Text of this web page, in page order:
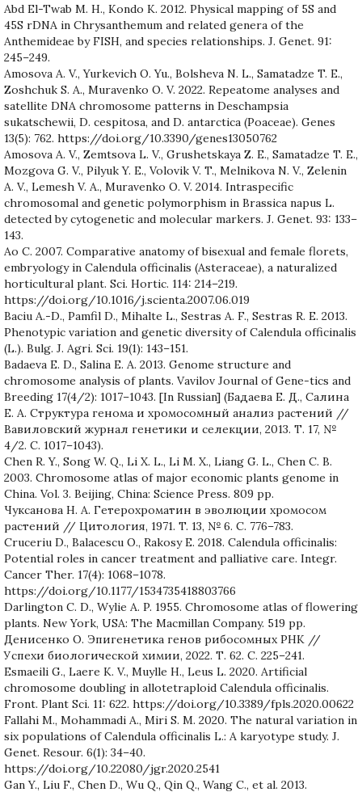
Abd El-Twab M. H., Kondo K. 2012. Physical mapping of 5S and
45S rDNA in Chrysanthemum and related genera of the
Anthemideae by FISH, and species relationships. J. Genet. 91:
245–249.
Amosova A. V., Yurkevich O. Yu., Bolsheva N. L., Samatadze T. E.,
Zoshchuk S. A., Muravenko O. V. 2022. Repeatome analyses and
satellite DNA chromosome patterns in Deschampsia
sukatschewii, D. cespitosa, and D. antarctica (Poaceae). Genes
13(5): 762. https://doi.org/10.3390/genes13050762
Amosova A. V., Zemtsova L. V., Grushetskaya Z. E., Samatadze T. E.,
Mozgova G. V., Pilyuk Y. E., Volovik V. T., Melnikova N. V., Zelenin
A. V., Lemesh V. A., Muravenko O. V. 2014. Intraspecific
chromosomal and genetic polymorphism in Brassica napus L.
detected by cytogenetic and molecular markers. J. Genet. 93: 133–
143.
Ao C. 2007. Comparative anatomy of bisexual and female florets,
embryology in Calendula officinalis (Asteraceae), a naturalized
horticultural plant. Sci. Hortic. 114: 214–219.
https://doi.org/10.1016/j.scienta.2007.06.019
Baciu A.-D., Pamfil D., Mihalte L., Sestras A. F., Sestras R. E. 2013.
Phenotypic variation and genetic diversity of Calendula officinalis
(L.). Bulg. J. Agri. Sci. 19(1): 143–151.
Badaeva E. D., Salina E. A. 2013. Genome structure and
chromosome analysis of plants. Vavilov Journal of Gene-tics and
Breeding 17(4/2): 1017–1043. [In Russian] (Бадаева Е. Д., Салина
Е. А. Структура генома и хромосомный анализ растений //
Вавиловский журнал генетики и селекции, 2013. Т. 17, №
4/2. C. 1017–1043).
Chen R. Y., Song W. Q., Li X. L., Li M. X., Liang G. L., Chen C. B.
2003. Chromosome atlas of major economic plants genome in
China. Vol. 3. Beijing, China: Science Press. 809 pp.
Чуксанова Н. А. Гетерохроматин в эволюции хромосом
растений // Цитология, 1971. T. 13, № 6. C. 776–783.
Cruceriu D., Balacescu O., Rakosy E. 2018. Calendula officinalis:
Potential roles in cancer treatment and palliative care. Integr.
Cancer Ther. 17(4): 1068–1078.
https://doi.org/10.1177/1534735418803766
Darlington C. D., Wylie A. P. 1955. Chromosome atlas of flowering
plants. New York, USA: The Macmillan Company. 519 pp.
Денисенко О. Эпигенетика генов рибосомных РНК //
Успехи биологической химии, 2022. Т. 62. С. 225–241.
Esmaeili G., Laere K. V., Muylle H., Leus L. 2020. Artificial
chromosome doubling in allotetraploid Calendula officinalis.
Front. Plant Sci. 11: 622. https://doi.org/10.3389/fpls.2020.00622
Fallahi M., Mohammadi A., Miri S. M. 2020. The natural variation in
six populations of Calendula officinalis L.: A karyotype study. J.
Genet. Resour. 6(1): 34–40.
https://doi.org/10.22080/jgr.2020.2541
Gan Y., Liu F., Chen D., Wu Q., Qin Q., Wang C., et al. 2013.